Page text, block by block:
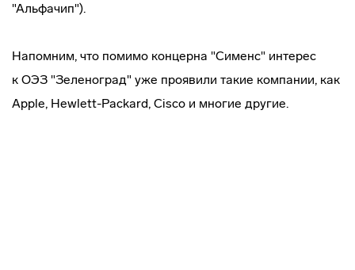
"Альфачип").
Напомним, что помимо концерна "Сименс" интерес
к ОЭЗ "Зеленоград" уже проявили такие компании, как
Apple, Hewlett-Packard, Cisco и многие другие.